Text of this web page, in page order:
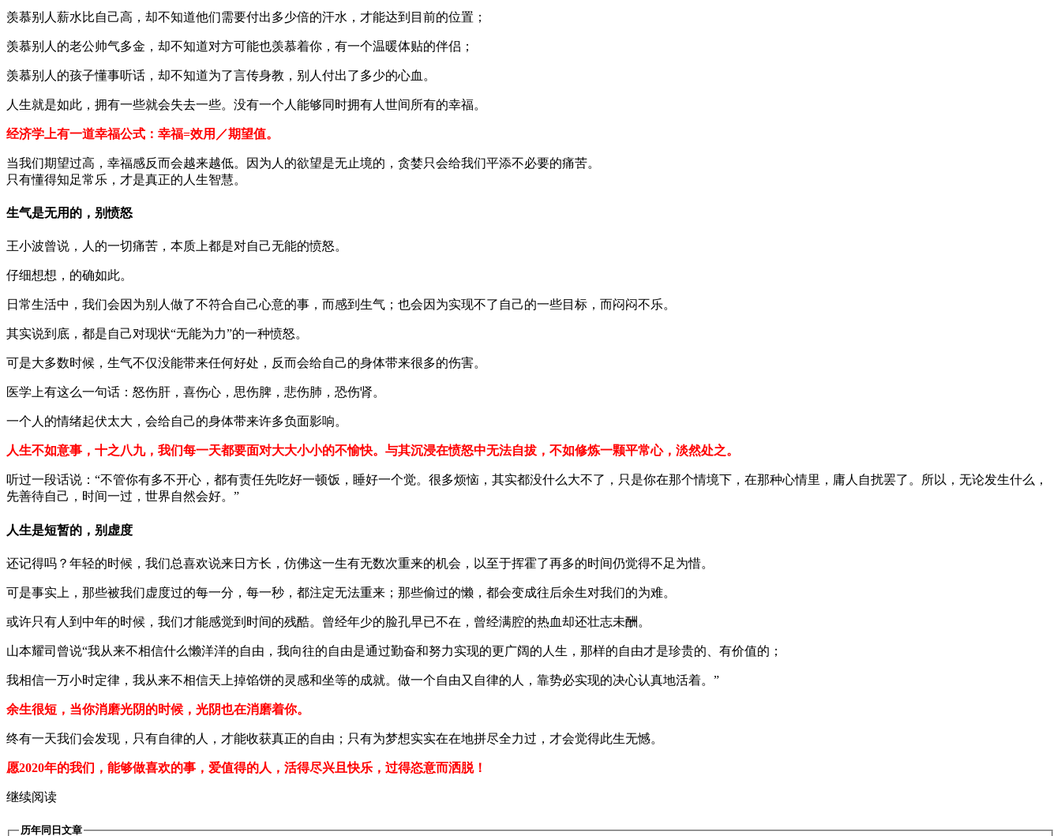
羡慕别人薪水比自己高，却不知道他们需要付出多少倍的汗水，才能达到目前的位置；
羡慕别人的老公帅气多金，却不知道对方可能也羡慕着你，有一个温暖体贴的伴侣；
羡慕别人的孩子懂事听话，却不知道为了言传身教，别人付出了多少的心血。
人生就是如此，拥有一些就会失去一些。没有一个人能够同时拥有人世间所有的幸福。
经济学上有一道幸福公式：幸福=效用／期望值。
当我们期望过高，幸福感反而会越来越低。因为人的欲望是无止境的，贪婪只会给我们平添不必要的痛苦。
只有懂得知足常乐，才是真正的人生智慧。
生气是无用的，别愤怒
王小波曾说，人的一切痛苦，本质上都是对自己无能的愤怒。
仔细想想，的确如此。
日常生活中，我们会因为别人做了不符合自己心意的事，而感到生气；也会因为实现不了自己的一些目标，而闷闷不乐。
其实说到底，都是自己对现状“无能为力”的一种愤怒。
可是大多数时候，生气不仅没能带来任何好处，反而会给自己的身体带来很多的伤害。
医学上有这么一句话：怒伤肝，喜伤心，思伤脾，悲伤肺，恐伤肾。
一个人的情绪起伏太大，会给自己的身体带来许多负面影响。
人生不如意事，十之八九，我们每一天都要面对大大小小的不愉快。与其沉浸在愤怒中无法自拔，不如修炼一颗平常心，淡然处之。
听过一段话说：“不管你有多不开心，都有责任先吃好一顿饭，睡好一个觉。很多烦恼，其实都没什么大不了，只是你在那个情境下，在那种心情里，庸人自扰罢了。所以，无论发生什么，
先善待自己，时间一过，世界自然会好。”
人生是短暂的，别虚度
还记得吗？年轻的时候，我们总喜欢说来日方长，仿佛这一生有无数次重来的机会，以至于挥霍了再多的时间仍觉得不足为惜。
可是事实上，那些被我们虚度过的每一分，每一秒，都注定无法重来；那些偷过的懒，都会变成往后余生对我们的为难。
或许只有人到中年的时候，我们才能感觉到时间的残酷。曾经年少的脸孔早已不在，曾经满腔的热血却还壮志未酬。
山本耀司曾说“我从来不相信什么懒洋洋的自由，我向往的自由是通过勤奋和努力实现的更广阔的人生，那样的自由才是珍贵的、有价值的；
我相信一万小时定律，我从来不相信天上掉馅饼的灵感和坐等的成就。做一个自由又自律的人，靠势必实现的决心认真地活着。”
余生很短，当你消磨光阴的时候，光阴也在消磨着你。
终有一天我们会发现，只有自律的人，才能收获真正的自由；只有为梦想实实在在地拼尽全力过，才会觉得此生无憾。
愿2020年的我们，能够做喜欢的事，爱值得的人，活得尽兴且快乐，过得恣意而洒脱！
继续阅读
历年同日文章